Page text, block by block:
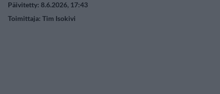
Päivitetty: 8.6.2026, 17:43
Toimittaja: Tim Isokivi